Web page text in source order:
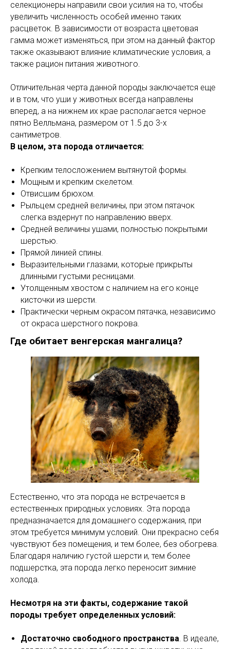
селекционеры направили свои усилия на то, чтобы
увеличить численность особей именно таких
расцветок. В зависимости от возраста цветовая
гамма может изменяться, при этом на данный фактор
также оказывают влияние климатические условия, а
также рацион питания животного.
Отличительная черта данной породы заключается еще
и в том, что уши у животных всегда направлены
вперед, а на нижнем их крае располагается черное
пятно Велльмана, размером от 1.5 до 3-х
сантиметров.
В целом, эта порода отличается:
Крепким телосложением вытянутой формы.
Мощным и крепким скелетом.
Отвисшим брюхом.
Рыльцем средней величины, при этом пятачок
слегка вздернут по направлению вверх.
Средней величины ушами, полностью покрытыми
шерстью.
Прямой линией спины.
Выразительными глазами, которые прикрыты
длинными густыми ресницами.
Утолщенным хвостом с наличием на его конце
кисточки из шерсти.
Практически черным окрасом пятачка, независимо
от окраса шерстного покрова.
Где обитает венгерская мангалица?
Естественно, что эта порода не встречается в
естественных природных условиях. Эта порода
предназначается для домашнего содержания, при
этом требуется минимум условий. Они прекрасно себя
чувствуют без помещения, и тем более, без обогрева.
Благодаря наличию густой шерсти и, тем более
подшерстка, эта порода легко переносит зимние
холода.
Несмотря на эти факты, содержание такой
породы требует определенных условий:
Достаточно свободного пространства. В идеале,